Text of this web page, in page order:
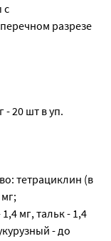
с
разрезе
20 шт в уп.
тетрациклин (в
мг, тальк - 1,4
- до